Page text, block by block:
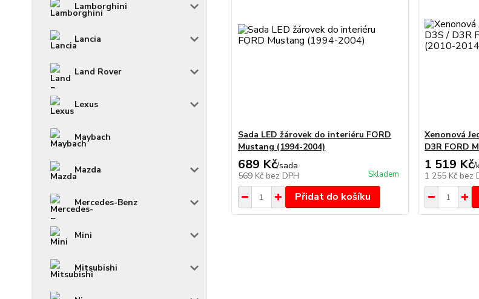
Lamborghini
Lancia
Land Rover
Lexus
Maybach
Mazda
Mercedes-Benz
Mini
Mitsubishi
Sada LED žárovek do interiéru FORD
Mustang (1994-2004)
689 Kč/sada
569 Kč bez DPH Skladem
Přidat do košíku
Xenonová
D3R FORD
1 519 Kč/
1 255 Kč bez